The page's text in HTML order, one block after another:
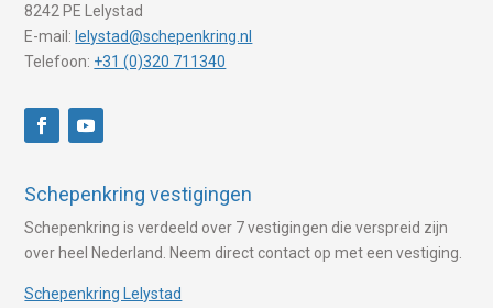
8242 PE Lelystad
E-mail: lelystad@schepenkring.nl
Telefoon: +31 (0)320 711340
Schepenkring vestigingen
Schepenkring is verdeeld over 7 vestigingen die verspreid zijn
over heel Nederland. Neem direct contact op met een vestiging.
Schepenkring Lelystad